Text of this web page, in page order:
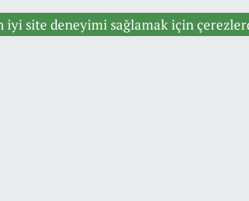
iyi site deneyimi sağlamak için